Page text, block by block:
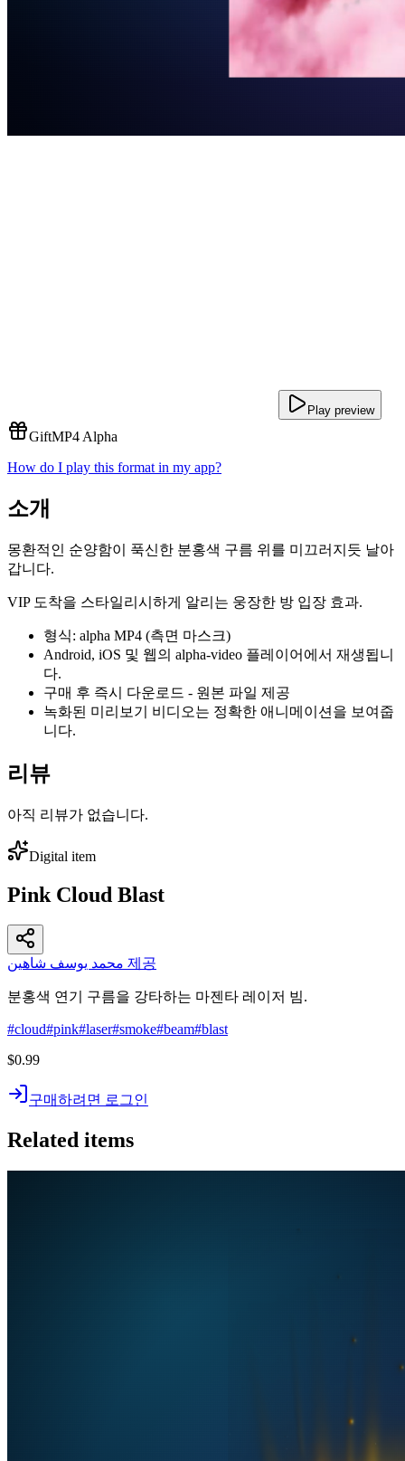
Play preview
GiftMP4 Alpha
How do I play this format in my app?
소개
몽환적인 순양함이 푹신한 분홍색 구름 위를 미끄러지듯 날아
갑니다.
VIP 도착을 스타일리시하게 알리는 웅장한 방 입장 효과.
형식: alpha MP4 (측면 마스크)
Android, iOS 및 웹의 alpha-video 플레이어에서 재생됩니
다.
구매 후 즉시 다운로드 - 원본 파일 제공
녹화된 미리보기 비디오는 정확한 애니메이션을 보여줍
니다.
리뷰
아직 리뷰가 없습니다.
Digital item
Pink Cloud Blast
محمد يوسف شاهين 제공
분홍색 연기 구름을 강타하는 마젠타 레이저 빔.
#cloud#pink#laser#smoke#beam#blast
$0.99
구매하려면 로그인
Related items